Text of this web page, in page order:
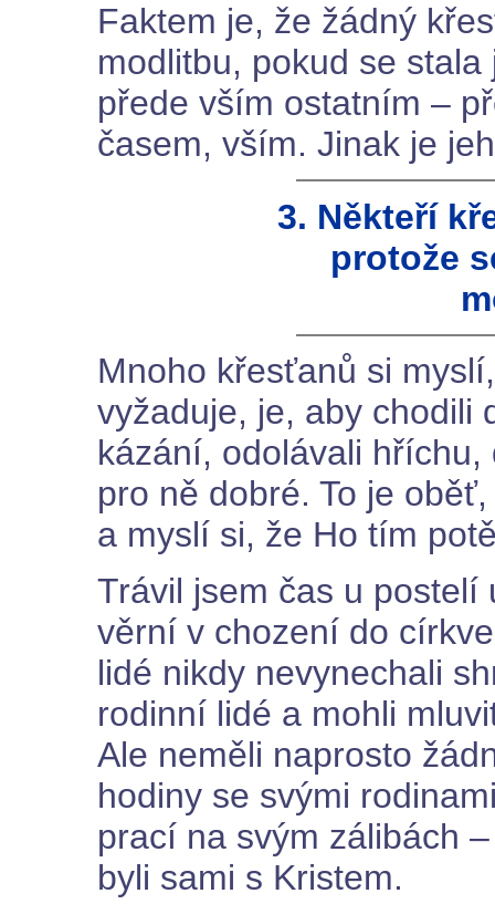
Faktem je, že žádný
modlitbu, pokud se
přede vším ostatním –
časem, vším. Jinak je
3. Někteří
protože
Mnoho křesťanů si
vyžaduje, je, aby chodili
kázání, odolávali
pro ně dobré. To je
a myslí si, že Ho tím
Trávil jsem čas u
věrní v chození do
lidé nikdy nevynechali
rodinní lidé a mohli
Ale neměli naprosto
hodiny se svými
prací na svým zálibách
byli sami s Kristem.